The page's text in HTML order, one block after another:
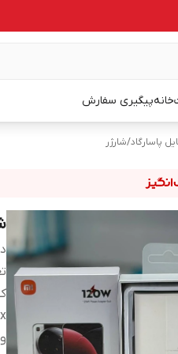
خانهپیگیری سفارش
پاسارگاد/شارژر